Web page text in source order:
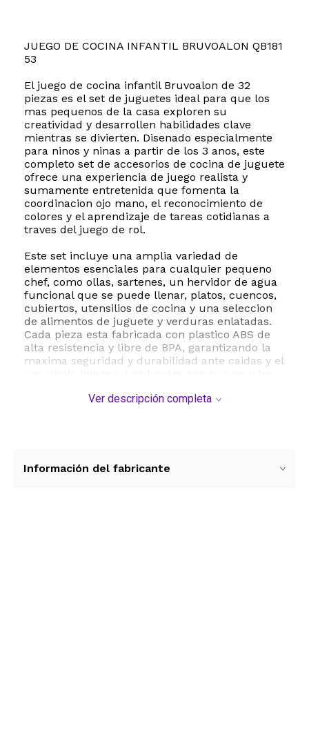
JUEGO DE COCINA INFANTIL BRUVOALON QB181
53
El juego de cocina infantil Bruvoalon de 32
piezas es el set de juguetes ideal para que los
mas pequenos de la casa exploren su
creatividad y desarrollen habilidades clave
mientras se divierten. Disenado especialmente
para ninos y ninas a partir de los 3 anos, este
completo set de accesorios de cocina de juguete
ofrece una experiencia de juego realista y
sumamente entretenida que fomenta la
coordinacion ojo mano, el reconocimiento de
colores y el aprendizaje de tareas cotidianas a
traves del juego de rol.
Este set incluye una amplia variedad de
elementos esenciales para cualquier pequeno
chef, como ollas, sartenes, un hervidor de agua
funcional que se puede llenar, platos, cuencos,
cubiertos, utensilios de cocina y una seleccion
de alimentos de juguete y verduras enlatadas.
Cada pieza esta fabricada con plastico ABS de
alta resistencia y libre de BPA, garantizando la
maxima seguridad y durabilidad ante caidas y el
seguros para evitar cualquier tipo de accidente
Promueve la imaginacion y la destreza manual,
Ver descripción completa
Información del fabricante